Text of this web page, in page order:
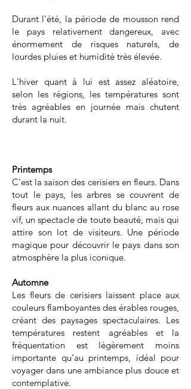
Durant l'été, la période de mousson rend
le pays relativement dangereux, avec
énormement de risques naturels, de
lourdes pluies et humidité très élevée.
L'hiver quant à lui est assez aléatoire,
selon les régions, les températures sont
très agréables en journée mais chutent
durant la nuit.
Printemps
C'est la saison des cerisiers en fleurs. Dans
tout le pays, les arbres se couvrent de
fleurs aux nuances allant du blanc au rose
vif, un spectacle de toute beauté, mais qui
attire son lot de visiteurs. Une période
magique pour découvrir le pays dans son
atmosphère la plus iconique.
Automne
Les fleurs de cerisiers laissent place aux
couleurs flamboyantes des érables rouges,
créant des paysages spectaculaires. Les
températures restent agréables et la
fréquentation est légèrement moins
importante qu’au printemps, idéal pour
voyager dans une ambiance plus douce et
contemplative.